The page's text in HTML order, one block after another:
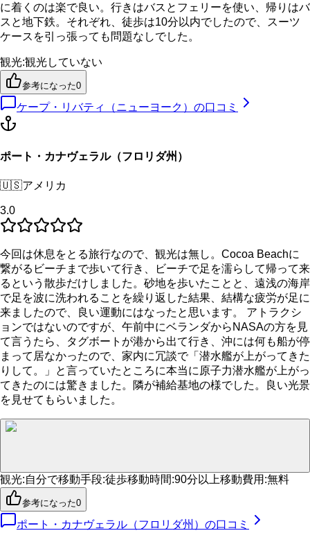
に着くのは楽で良い。行きはバスとフェリーを使い、帰りはバ
スと地下鉄。それぞれ、徒歩は10分以内でしたので、スーツ
ケースを引っ張っても問題なしでした。
観光:観光していない
参考になった0
ケープ・リバティ（ニューヨーク） の口コミ
ポート・カナヴェラル（フロリダ州）
🇺🇸アメリカ
3.0
今回は休息をとる旅行なので、観光は無し。Cocoa Beachに
繋がるビーチまで歩いて行き、ビーチで足を濡らして帰って来
るという散歩だけしました。砂地を歩いたことと、遠浅の海岸
で足を波に洗われることを繰り返した結果、結構な疲労が足に
来ましたので、良い運動にはなったと思います。 アトラクシ
ョンではないのですが、午前中にベランダからNASAの方を見
て言うたら、タグボートが港から出て行き、沖には何も船が停
まって居なかったので、家内に冗談で「潜水艦が上がってきた
りして。」と言っていたところに本当に原子力潜水艦が上がっ
てきたのには驚きました。隣が補給基地の様でした。良い光景
を見せてもらいました。
観光:自分で移動手段:徒歩移動時間:90分以上移動費用 :無料
参考になった0
ポート・カナヴェラル（フロリダ州） の口コミ